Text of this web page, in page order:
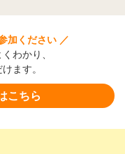
加ください ／
わかり、
ます。
こちら